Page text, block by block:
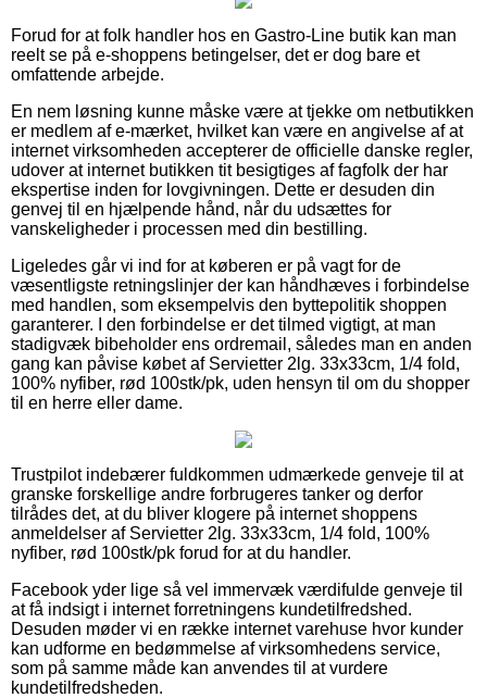
Forud for at folk handler hos en Gastro-Line butik kan man
reelt se på e-shoppens betingelser, det er dog bare et
omfattende arbejde.
En nem løsning kunne måske være at tjekke om netbutikken
er medlem af e-mærket, hvilket kan være en angivelse af at
internet virksomheden accepterer de officielle danske regler,
udover at internet butikken tit besigtiges af fagfolk der har
ekspertise inden for lovgivningen. Dette er desuden din
genvej til en hjælpende hånd, når du udsættes for
vanskeligheder i processen med din bestilling.
Ligeledes går vi ind for at køberen er på vagt for de
væsentligste retningslinjer der kan håndhæves i forbindelse
med handlen, som eksempelvis den byttepolitik shoppen
garanterer. I den forbindelse er det tilmed vigtigt, at man
stadigvæk bibeholder ens ordremail, således man en anden
gang kan påvise købet af Servietter 2lg. 33x33cm, 1/4 fold,
100% nyfiber, rød 100stk/pk, uden hensyn til om du shopper
til en herre eller dame.
Trustpilot indebærer fuldkommen udmærkede genveje til at
granske forskellige andre forbrugeres tanker og derfor
tilrådes det, at du bliver klogere på internet shoppens
anmeldelser af Servietter 2lg. 33x33cm, 1/4 fold, 100%
nyfiber, rød 100stk/pk forud for at du handler.
Facebook yder lige så vel immervæk værdifulde genveje til
at få indsigt i internet forretningens kundetilfredshed.
Desuden møder vi en række internet varehuse hvor kunder
kan udforme en bedømmelse af virksomhedens service,
som på samme måde kan anvendes til at vurdere
kundetilfredsheden.